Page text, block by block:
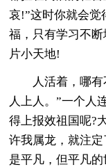
哀!”这时你就会觉
福，只有学习不
片小天地!
人活着，哪有
人上人。”一个人
得上报效祖国呢?
许我属龙，就注
是平凡，但平凡